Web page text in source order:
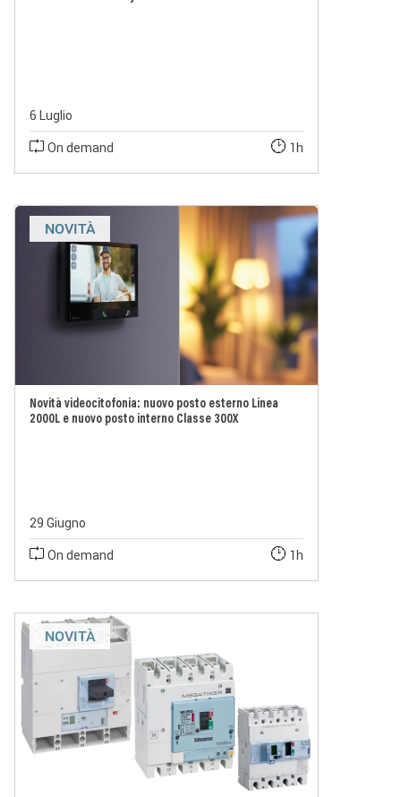
6 Luglio
On demand
1h
NOVITÀ
Novità videocitofonia: nuovo posto esterno Linea
2000L e nuovo posto interno Classe 300X
29 Giugno
On demand
1h
NOVITÀ